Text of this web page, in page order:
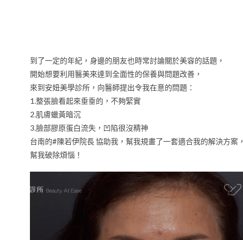
到了一定的年紀，身邊的朋友也時常討論關於美容的話題，
開始想要利用醫美來達到全面性的保養與問題改善，
來到安妞美學診所，向醫師提出令我在意的問題：
1.整張臉看起來垂垂的，不夠緊實
2.肌膚蠟黃暗沉
3.臉部膠原蛋白流失，凹陷很沒精神
台南的#陳若伊院長 協助我，幫我規畫了一套適合我的解決方案，
幫我破除煩惱！